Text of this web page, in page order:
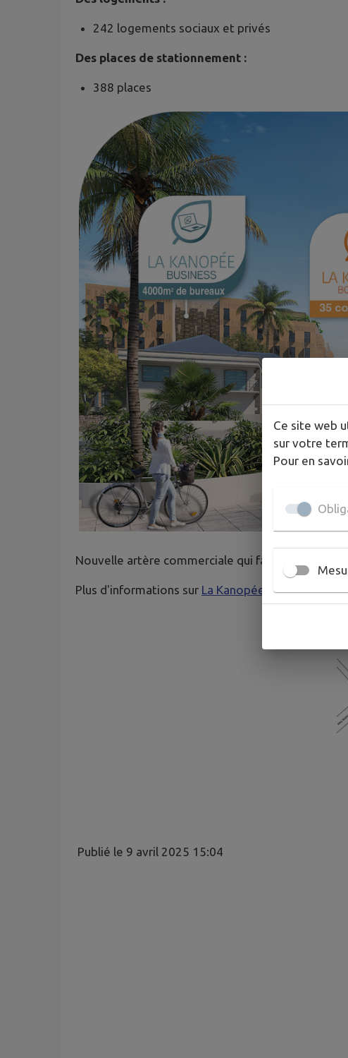
242 logements sociaux et privés
Des places de stationnement :
388 places
Nouvelle artère commerciale qui fait battre le
Plus d'informations sur La Kanopée I Programme
Publié le 9 avril 2025 15:04
Ce site web
sur votre
Pour en